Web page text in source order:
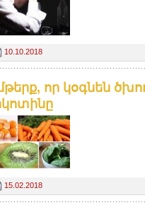
10.10.2018
որ կօգնեն
15.02.2018